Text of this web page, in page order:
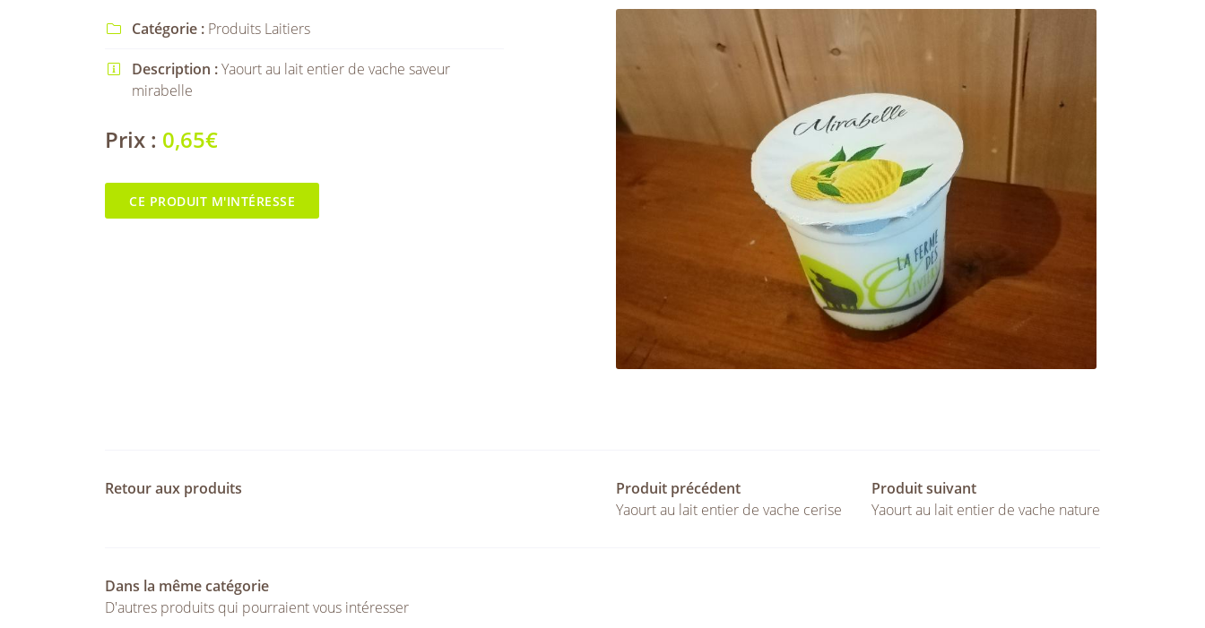
 Catégorie : Produits Laitiers
 Description :Yaourt au lait entier de vache saveur
mirabelle
Prix : 0,65€
CE PRODUIT M'INTÉRESSE
Retour aux produits
Produit précédent
Yaourt au lait entier de vache cerise
Produit suivant
Yaourt au lait entier de vache nature
Dans la même catégorie
D'autres produits qui pourraient vous intéresser